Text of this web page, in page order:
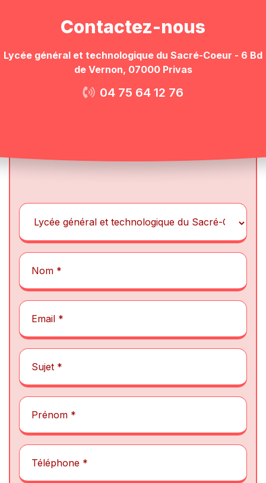
Contactez-nous
Lycée général et technologique du Sacré-Coeur - 6 Bd
de Vernon, 07000 Privas
04 75 64 12 76